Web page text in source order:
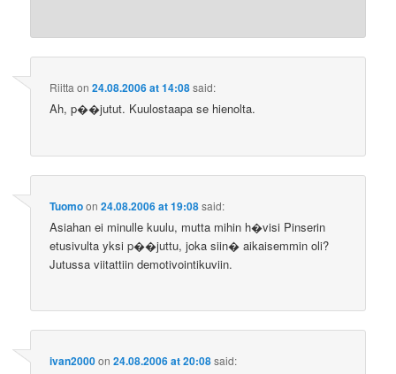
Riittaon24.08.2006 at 14:08said:
Ah, p��jutut. Kuulostaapa se hienolta.
Tuomoon24.08.2006 at 19:08said:
Asiahan ei minulle kuulu, mutta mihin h�visi Pinserin
etusivulta yksi p��juttu, joka siin� aikaisemmin oli?
Jutussa viitattiin demotivointikuviin.
ivan2000on24.08.2006 at 20:08said: